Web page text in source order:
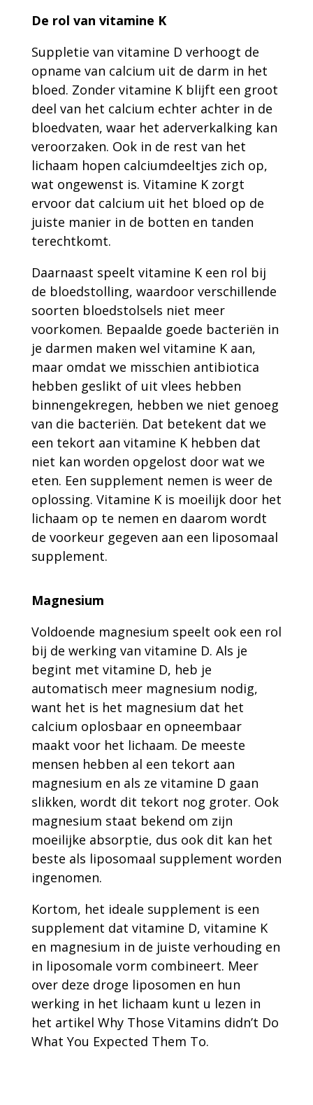
De rol van vitamine K
Suppletie van vitamine D verhoogt de
opname van calcium uit de darm in het
bloed. Zonder vitamine K blijft een groot
deel van het calcium echter achter in de
bloedvaten, waar het aderverkalking kan
veroorzaken. Ook in de rest van het
lichaam hopen calciumdeeltjes zich op,
wat ongewenst is. Vitamine K zorgt
ervoor dat calcium uit het bloed op de
juiste manier in de botten en tanden
terechtkomt.
Daarnaast speelt vitamine K een rol bij
de bloedstolling, waardoor verschillende
soorten bloedstolsels niet meer
voorkomen. Bepaalde goede bacteriën in
je darmen maken wel vitamine K aan,
maar omdat we misschien antibiotica
hebben geslikt of uit vlees hebben
binnengekregen, hebben we niet genoeg
van die bacteriën. Dat betekent dat we
een tekort aan vitamine K hebben dat
niet kan worden opgelost door wat we
eten. Een supplement nemen is weer de
oplossing. Vitamine K is moeilijk door het
lichaam op te nemen en daarom wordt
de voorkeur gegeven aan een liposomaal
supplement.
Magnesium
Voldoende magnesium speelt ook een rol
bij de werking van vitamine D. Als je
begint met vitamine D, heb je
automatisch meer magnesium nodig,
want het is het magnesium dat het
calcium oplosbaar en opneembaar
maakt voor het lichaam. De meeste
mensen hebben al een tekort aan
magnesium en als ze vitamine D gaan
slikken, wordt dit tekort nog groter. Ook
magnesium staat bekend om zijn
moeilijke absorptie, dus ook dit kan het
beste als liposomaal supplement worden
ingenomen.
Kortom, het ideale supplement is een
supplement dat vitamine D, vitamine K
en magnesium in de juiste verhouding en
in liposomale vorm combineert. Meer
over deze droge liposomen en hun
werking in het lichaam kunt u lezen in
het artikel Why Those Vitamins didn’t Do
What You Expected Them To.